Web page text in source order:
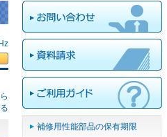
補修用性能部品の保有期限